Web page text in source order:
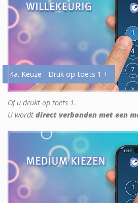
4a. Keuze - Druk op toets 1 +
Of u drukt op toets 1.
U wordt direct verbonden met een